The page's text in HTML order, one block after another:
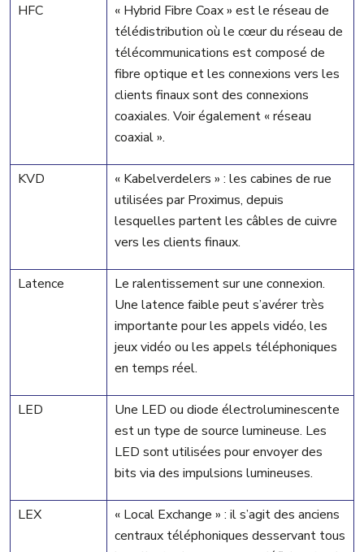
HFC
« Hybrid Fibre Coax » est le réseau de
télédistribution où le cœur du réseau de
télécommunications est composé de
fibre optique et les connexions vers les
clients finaux sont des connexions
coaxiales. Voir également « réseau
coaxial ».
KVD
« Kabelverdelers » : les cabines de rue
utilisées par Proximus, depuis
lesquelles partent les câbles de cuivre
vers les clients finaux.
Latence
Le ralentissement sur une connexion.
Une latence faible peut s’avérer très
importante pour les appels vidéo, les
jeux vidéo ou les appels téléphoniques
en temps réel.
LED
Une LED ou diode électroluminescente
est un type de source lumineuse. Les
LED sont utilisées pour envoyer des
bits via des impulsions lumineuses.
LEX
« Local Exchange » : il s’agit des anciens
centraux téléphoniques desservant tous